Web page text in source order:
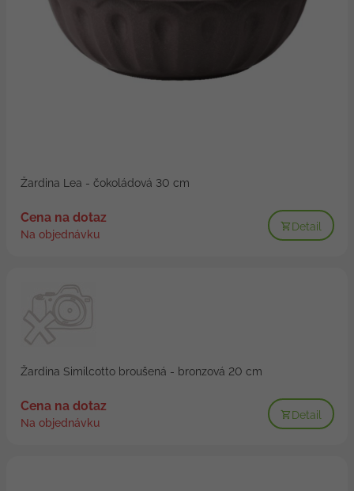
Žardina Lea - čokoládová 30 cm
Cena na dotaz
Na objednávku
Detail
Žardina Similcotto broušená - bronzová 20 cm
Cena na dotaz
Na objednávku
Detail